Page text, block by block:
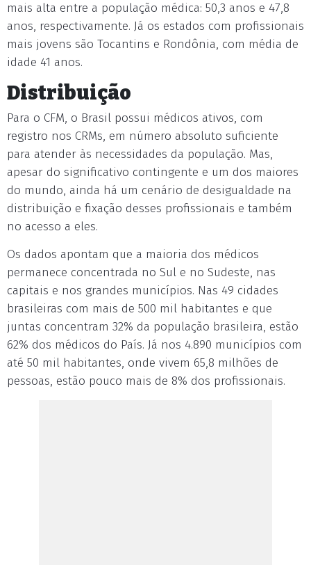
mais alta entre a população médica: 50,3 anos e 47,8
anos, respectivamente. Já os estados com profissionais
mais jovens são Tocantins e Rondônia, com média de
idade 41 anos.
Distribuição
Para o CFM, o Brasil possui médicos ativos, com
registro nos CRMs, em número absoluto suficiente
para atender às necessidades da população. Mas,
apesar do significativo contingente e um dos maiores
do mundo, ainda há um cenário de desigualdade na
distribuição e fixação desses profissionais e também
no acesso a eles.
Os dados apontam que a maioria dos médicos
permanece concentrada no Sul e no Sudeste, nas
capitais e nos grandes municípios. Nas 49 cidades
brasileiras com mais de 500 mil habitantes e que
juntas concentram 32% da população brasileira, estão
62% dos médicos do País. Já nos 4.890 municípios com
até 50 mil habitantes, onde vivem 65,8 milhões de
pessoas, estão pouco mais de 8% dos profissionais.